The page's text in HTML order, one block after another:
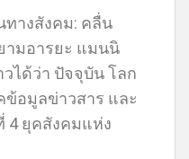
ทางสังคม: คลื่น
ามอารยะ แมนนิ
ได้ว่า ปัจจุบัน โลก
อมูลข่าวสาร และ
4 ยุคสังคมแห่ง